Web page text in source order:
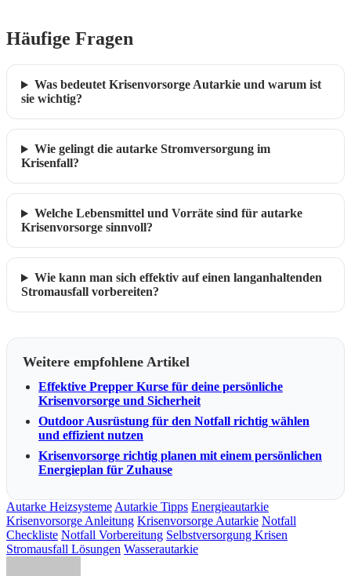
Häufige Fragen
Was bedeutet Krisenvorsorge Autarkie und warum ist
sie wichtig?
Wie gelingt die autarke Stromversorgung im
Krisenfall?
Welche Lebensmittel und Vorräte sind für autarke
Krisenvorsorge sinnvoll?
Wie kann man sich effektiv auf einen langanhaltenden
Stromausfall vorbereiten?
Weitere empfohlene Artikel
Effektive Prepper Kurse für deine persönliche
Krisenvorsorge und Sicherheit
Outdoor Ausrüstung für den Notfall richtig wählen
und effizient nutzen
Krisenvorsorge richtig planen mit einem persönlichen
Energieplan für Zuhause
Autarke HeizsystemeAutarkie Tipps Energieautarkie
Krisenvorsorge Anleitung Krisenvorsorge Autarkie Notfall
Checkliste Notfall Vorbereitung Selbstversorgung Krisen
Stromausfall Lösungen Wasserautarkie